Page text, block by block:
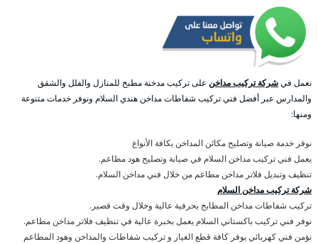
نعمل فيشركة تركيب مداخن على تركيب مدخنة مطبخ للمنازل والفلل والشقق
والمدارس عبر أفضل فني تركيب شفاطات مداخن هندي السلام ونوفر خدمات متنوعة
ومنها:
نوفر خدمة صيانة وتصليح مكائن المداخن بكافة الأنواع
يعمل فني تركيب مداخن السلام في صيانة وتصليح هود مطاعم.
تنظيف وتبديل فلاتر مداخن مطاعم من خلال فني مداخن السلام.
شركة تركيب مداخن السلام
تركيب شفاطات مداخن المطابخ بحرفية عالية وخلال وقت قصير.
نوفر فني تركيب باكستاني السلام يعمل بخبرة عالية في تنظيف فلاتر مداخن مطاعم.
نؤمن فني كهربائي يوفر كافة قطع الغيار و تركيب شفاطات والمداخن وهود المطاعم